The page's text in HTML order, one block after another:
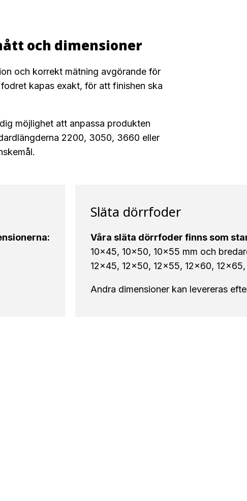
och dimensioner
och korrekt mätning avgörande för
kapas exakt, för att finishen ska
möjlighet att anpassa produkten
2200, 3050, 3660 eller
Släta dörrfoder
Våra släta dörrfoder finns som
10×45, 10×50, 10×55 mm och
12×45, 12×50, 12×55, 12×60,
Andra dimensioner kan levereras